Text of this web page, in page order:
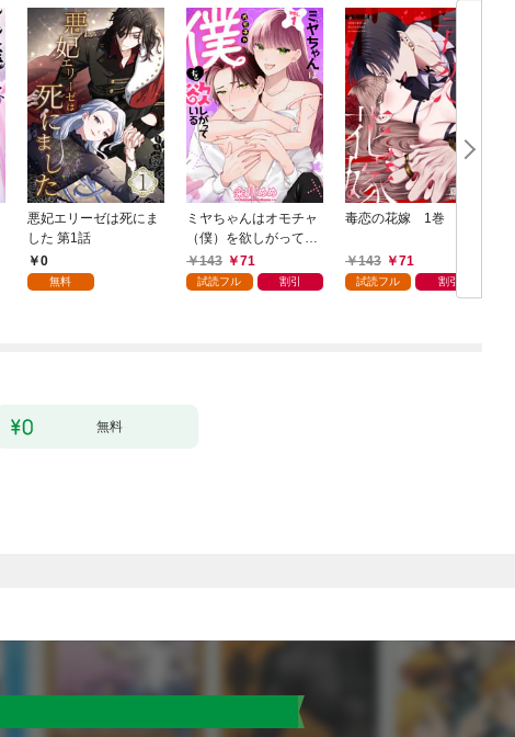
悪妃エリーゼは死にま
した 第1話
0
無料
ミヤちゃんはオモチャ
（僕）を欲しがってい
る 1巻
143 71
試読フル 割引
毒恋の花嫁 1巻
143 71
試読フル 割引
無料